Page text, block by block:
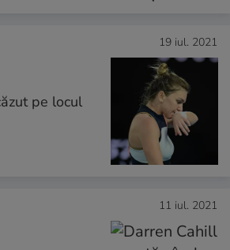
19 iul. 2021
pe locul
11 iul. 2021